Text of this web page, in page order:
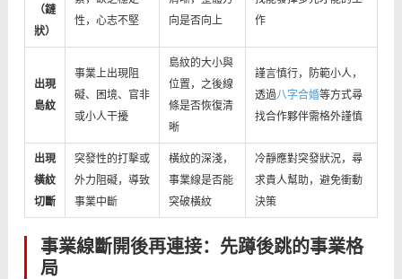
（鏈
狀）
性，心志不堅
向是否向上
作
出現
島紋
事業上出現阻
礙、困境、官非
或小人干擾
島紋的大小與
位置，之後線
條是否恢復清
晰
謹言慎行，防範小人，
透過八字合婚等方式尋
找合作夥伴需格外謹慎
出現
橫紋
切斷
突發性的打擊或
外力阻礙，導致
事業中斷
橫紋的深淺，
事業線是否能
突破橫紋
冷靜應對突發狀況，尋
求貴人幫助，避免衝動
決策
事業線斷開後再連接：先蹲後跳的事業格
局